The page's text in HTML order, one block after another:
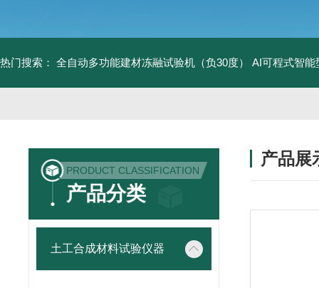
热门搜索： 全自动多功能建材冻融试验机（负30度） AI可程式智能
PRODUCT CLASSIFICATION
产品分类
土工合成材料试验仪器
产品展